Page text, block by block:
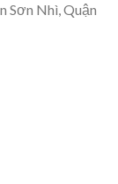
Sơn Nhì, Quận